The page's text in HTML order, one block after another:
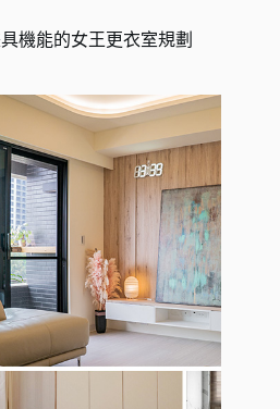
機能的女王更衣室規劃